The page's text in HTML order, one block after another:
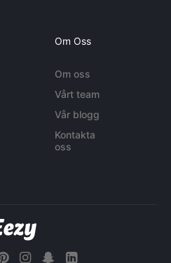
Om Oss
Om oss
Vårt team
Vår blogg
Kontakta
oss